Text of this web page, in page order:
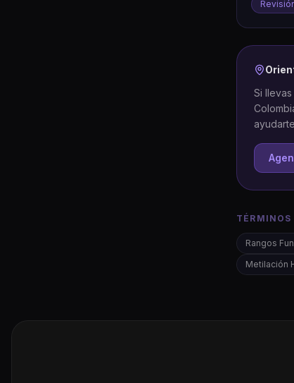
Si
TÉRMINOS
Rangos
Metilación